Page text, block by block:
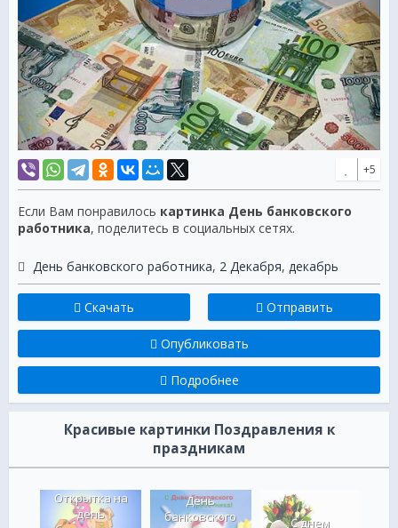
+5
Если Вам понравилось картинка День банковского
работника, поделитесь в социальных сетях.
День банковского работника, 2 Декабря, декабрь
Скачать Отправить
Опубликовать
Подробнее
Красивые картинки Поздравления к
праздникам
Открытка на
день
День
банковского
С днем